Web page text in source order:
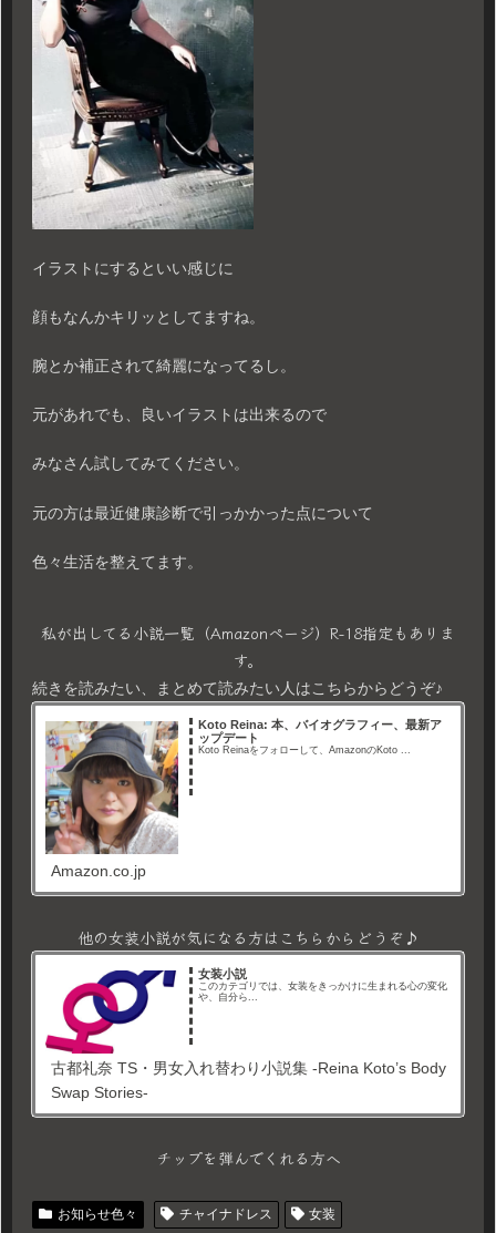
イラストにするといい感じに
顔もなんかキリッとしてますね。
腕とか補正されて綺麗になってるし。
元があれでも、良いイラストは出来るので
みなさん試してみてください。
元の方は最近健康診断で引っかかった点について
色々生活を整えてます。
私が出してる小説一覧（Amazonページ）R-18指定もありま
す。
続きを読みたい、まとめて読みたい人はこちらからどうぞ♪
Koto Reina: 本、バイオグラフィー、最新ア
ップデート
Koto Reinaをフォローして、AmazonのKoto ...
Amazon.co.jp
他の女装小説が気になる方はこちらからどうぞ♪
女装小説
このカテゴリでは、女装をきっかけに生まれる心の変化
や、自分ら...
古都礼奈 TS・男女入れ替わり小説集 -Reina Koto’s Body
Swap Stories-
チップを弾んでくれる方へ
お知らせ色々 チャイナドレス 女装